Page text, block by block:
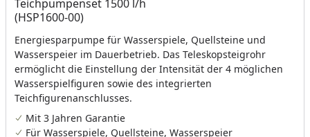
Teichpumpenset 1500 l/h
(HSP1600-00)
Energiesparpumpe für Wasserspiele, Quellsteine und
Wasserspeier im Dauerbetrieb. Das Teleskopsteigrohr
ermöglicht die Einstellung der Intensität der 4 möglichen
Wasserspielfiguren sowie des integrierten
Mit 3 Jahren Garantie
Für Wasserspiele, Quellsteine, Wasserspeier